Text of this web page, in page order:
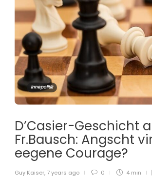
Innepolitik
D’Casier-Geschicht
Fr.Bausch: Angscht
eegene Courage?
Guy Kaiser, 7 years ago 0 4 min